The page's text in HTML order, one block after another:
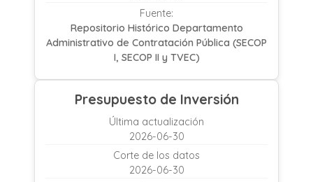
Fuente:
Repositorio Histórico Departamento
Administrativo de Contratación Pública (SECOP
I, SECOP II y TVEC)
Presupuesto de Inversión
Última actualización
2026-06-30
Corte de los datos
2026-06-30